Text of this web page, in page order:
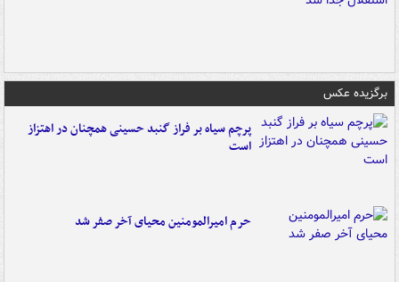
برگزیده عکس
پرچم سیاه بر فراز گنبد حسینی همچنان در اهتزاز
است
حرم امیرالمومنین محیای آخر صفر شد